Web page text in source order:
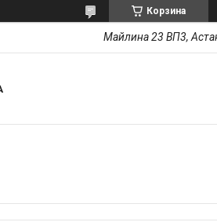
Корзина
Майлина 23 ВП3,